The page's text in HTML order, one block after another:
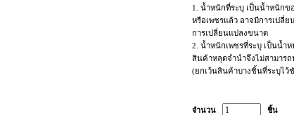
1. น้ำหนักที่ระบุ เป็นน้ำหนักข
หรือเพชรแล้ว อาจมีการเปลี่
การเปลี่ยนแปลงขนาด
2. น้ำหนักเพชรที่ระบุ เป็นน้ำ
สินค้าหลุดจำนำจึงไม่สามารถ
(ยกเว้นสินค้าบางชิ้นที่ระบุไว้
จำนวน ชิ้น